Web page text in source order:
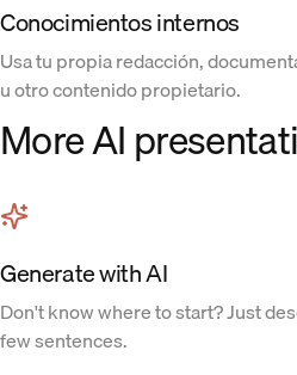
Conocimientos internos
Usa tu propia redacción,
u otro contenido propietario.
More AI
Generate with AI
Don't know where to start? Just
few sentences.